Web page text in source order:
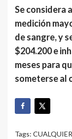
Se considera
medición
de sangre, y
$204.200 e
meses para
someterse al
Tags: